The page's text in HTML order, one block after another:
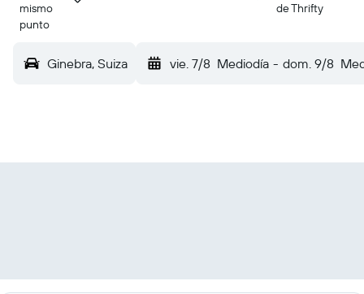
mismo
punto
de Thrifty
Ginebra, Suiza vie. 7/8 Mediodía - dom. 9/8